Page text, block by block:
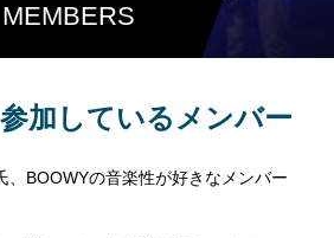
MEMBERS
加しているメンバー
、BOOWYの音楽性が好きなメンバー